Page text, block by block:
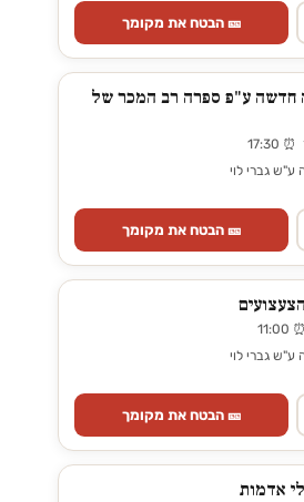
🎫 הבטח את מקומך
חדשה ע"פ ספרה רב המכר של
ע"ש גברי לוי
🎫 הבטח את מקומך
ע"ש גברי לוי
🎫 הבטח את מקומך
אדמות